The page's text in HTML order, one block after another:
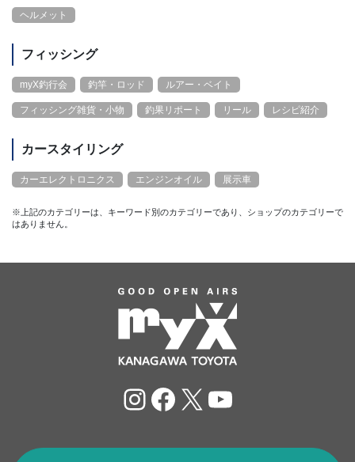
ヘルメット
フィッシング
myX釣行会 釣竿・ロッド ルアー・ベイト
フィッシング雑貨・小物 釣果リポート リール レシピ紹介
カースタイリング
カーエレクトロニクス エンジンオイル 展示車
※上記のカテゴリーは、キーワード別のカテゴリーであり、ショップのカテゴリーで
はありません。
Instagram
Facebook
X YouTube